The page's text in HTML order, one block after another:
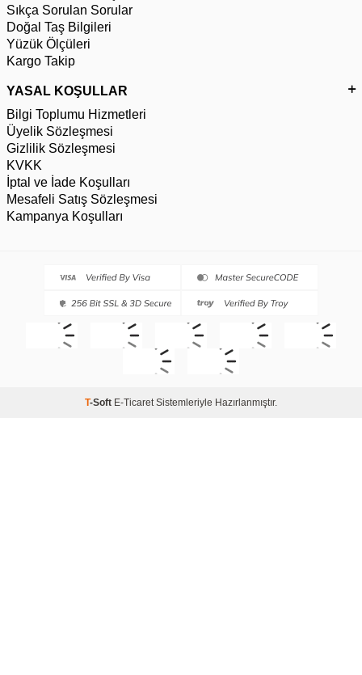
Sıkça Sorulan Sorular
Doğal Taş Bilgileri
Yüzük Ölçüleri
Kargo Takip
YASAL KOŞULLAR
Bilgi Toplumu Hizmetleri
Üyelik Sözleşmesi
Gizlilik Sözleşmesi
KVKK
İptal ve İade Koşulları
Mesafeli Satış Sözleşmesi
Kampanya Koşulları
T-Soft E-Ticaret Sistemleriyle Hazırlanmıştır.